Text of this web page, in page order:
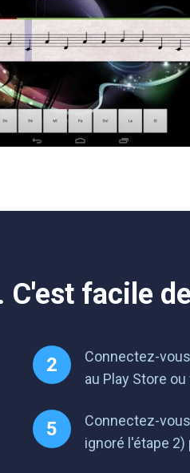
C'est facile
Connectez-
au Play Store
Connectez-
ignoré l'étape 2)